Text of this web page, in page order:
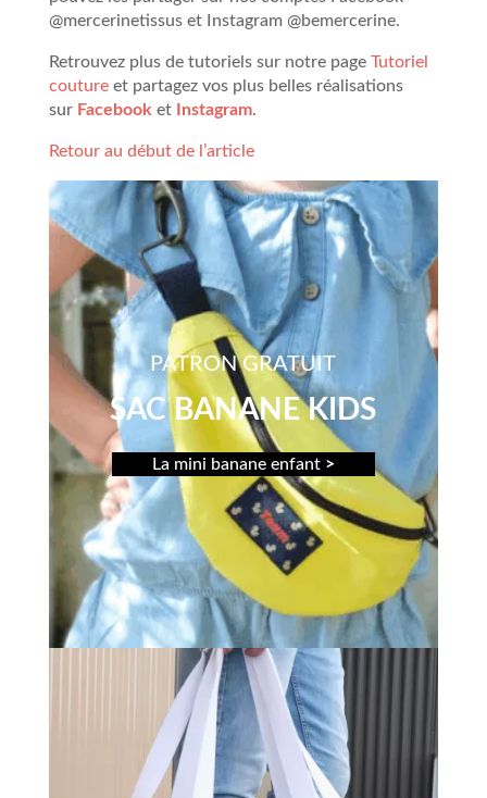
@mercerinetissus et Instagram @bemercerine.
Retrouvez plus de tutoriels sur notre page Tutoriel
couture et partagez vos plus belles réalisations
sur Facebooket Instagram.
Retour au début de l’article
PATRON GRATUIT
SAC BANANE KIDS
La mini banane enfant>